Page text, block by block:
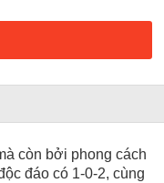
còn bởi phong cách
đáo có 1-0-2, cùng